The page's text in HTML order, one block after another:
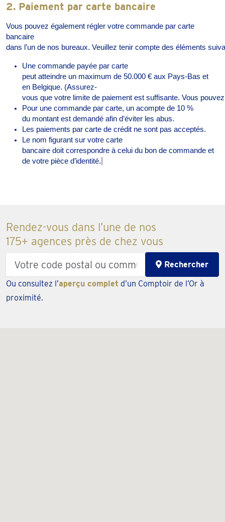
2. Paiement par carte bancaire
Vous pouvez également régler votre commande par carte
bancaire
dans l’un de nos bureaux. Veuillez tenir compte des éléments
Une commande payée par carte
peut atteindre un maximum de 50.000 € aux Pays-Bas et
en Belgique. (Assurez-
vous que votre limite de paiement est suffisante. Vous pouvez
Pour une commande par carte, un acompte de 10 %
du montant est demandé afin d’éviter les abus.
Les paiements par carte de crédit ne sont pas acceptés.
Le nom figurant sur votre carte
bancaire doit correspondre à celui du bon de commande et
de votre pièce d’identité.
Rendez-vous dans l’une de nos
175+ agences près de chez vous
zipcode
or
Rechercher
Ou consultez l’aperçu complet d’un Comptoir de l’Or à
proximité.